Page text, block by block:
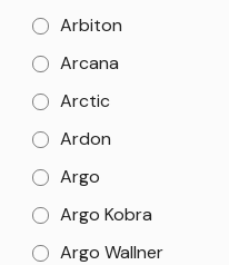
Arbiton
Arcana
Arctic
Ardon
Argo
Argo Kobra
Argo Wallner